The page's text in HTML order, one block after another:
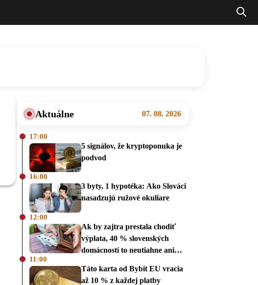
Aktuálne 07. 08. 2026
17:00
5 signálov, že kryptoponuka je
podvod
16:00
3 byty, 1 hypotéka: Ako Slováci
nasadzujú ružové okuliare
12:00
Ak by zajtra prestala chodiť
výplata, 40 % slovenských
domácností to neutiahne ani
11:00
Táto karta od Bybit EU vracia
až 10 % z každej platby